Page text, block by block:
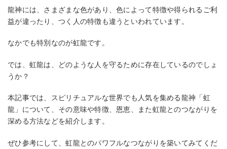
龍神には、さまざまな色があり、色によって特徴や得られるご利
益が違ったり、つく人の特徴も違うといわれています。
なかでも特別なのが虹龍です。
では、虹龍は、どのような人を守るために存在しているのでしょ
うか？
本記事では、スピリチュアルな世界でも人気を集める龍神「虹
龍」について、その意味や特徴、恩恵、また虹龍とのつながりを
深める方法などを紹介します。
ぜひ参考にして、虹龍とのパワフルなつながりを築いてみてくだ